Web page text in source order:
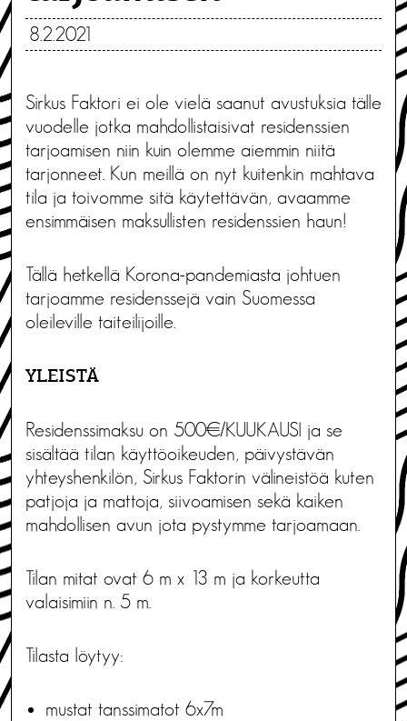
8.2.2021
Sirkus Faktori ei ole vielä saanut avustuksia tälle
vuodelle jotka mahdollistaisivat residenssien
tarjoamisen niin kuin olemme aiemmin niitä
tarjonneet. Kun meillä on nyt kuitenkin mahtava
tila ja toivomme sitä käytettävän, avaamme
ensimmäisen maksullisten residenssien haun!
Tällä hetkellä Korona-pandemiasta johtuen
tarjoamme residenssejä vain Suomessa
oleileville taiteilijoille.
YLEISTÄ
Residenssimaksu on 500€/KUUKAUSI ja se
sisältää tilan käyttöoikeuden, päivystävän
yhteyshenkilön, Sirkus Faktorin välineistöä kuten
patjoja ja mattoja, siivoamisen sekä kaiken
mahdollisen avun jota pystymme tarjoamaan.
Tilan mitat ovat 6 m x 13 m ja korkeutta
valaisimiin n. 5 m.
Tilasta löytyy:
mustat tanssimatot 6x7m